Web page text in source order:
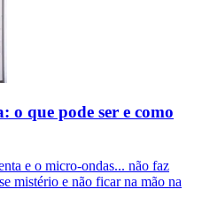
o que pode ser e como
e o micro-ondas... não faz
mistério e não ficar na mão na